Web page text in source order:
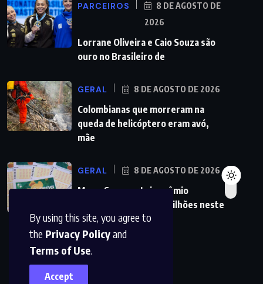
By using this site, you agree to
the Privacy Policyand
Terms of Use.
Accept
PARCEIROS
8 DE AGOSTO DE
2026
Lorrane Oliveira e Caio Souza são
ouro no Brasileiro de
GERAL 8 DE AGOSTO DE 2026
Colombianas que morreram na
queda de helicóptero eram avó,
mãe
GERAL 8 DE AGOSTO DE 2026
Mega-Sena sorteia prêmio
acumulado de R$ 165 milhões neste
domingo